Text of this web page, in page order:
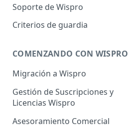
Soporte de Wispro
Criterios de guardia
COMENZANDO CON WISPRO
Migración a Wispro
Gestión de Suscripciones y
Licencias Wispro
Asesoramiento Comercial